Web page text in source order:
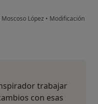
López • Modificación
trabajar
con esas